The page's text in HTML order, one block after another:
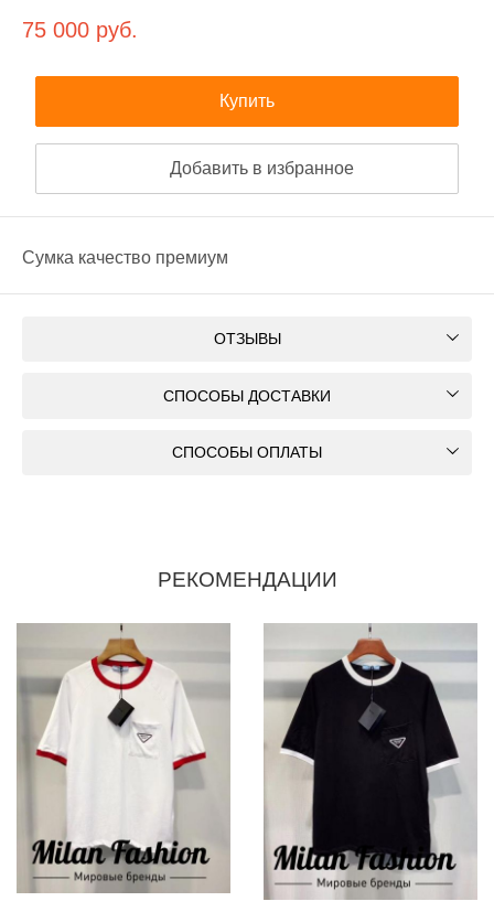
75 000 руб.
Купить
Добавить в избранное
Сумка качество премиум
ОТЗЫВЫ
СПОСОБЫ ДОСТАВКИ
СПОСОБЫ ОПЛАТЫ
РЕКОМЕНДАЦИИ